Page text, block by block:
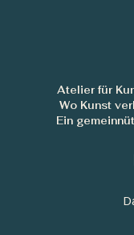
Atelier für
Wo Kunst
Ein